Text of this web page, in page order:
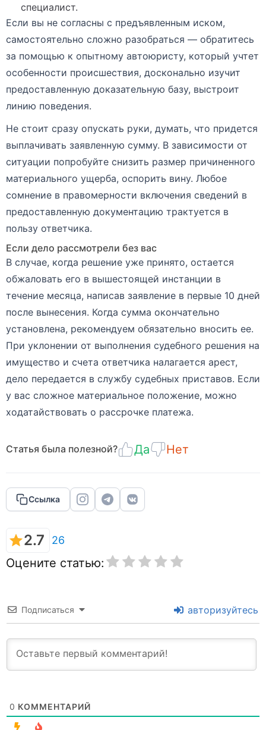
специалист.
Если вы не согласны с предъявленным иском,
самостоятельно сложно разобраться — обратитесь
за помощью к опытному автоюристу, который учтет
особенности происшествия, досконально изучит
предоставленную доказательную базу, выстроит
линию поведения.
Не стоит сразу опускать руки, думать, что придется
выплачивать заявленную сумму. В зависимости от
ситуации попробуйте снизить размер причиненного
материального ущерба, оспорить вину. Любое
сомнение в правомерности включения сведений в
предоставленную документацию трактуется в
пользу ответчика.
Если дело рассмотрели без вас
В случае, когда решение уже принято, остается
обжаловать его в вышестоящей инстанции в
течение месяца, написав заявление в первые 10 дней
после вынесения. Когда сумма окончательно
установлена, рекомендуем обязательно вносить ее.
При уклонении от выполнения судебного решения на
имущество и счета ответчика налагается арест,
дело передается в службу судебных приставов. Если
у вас сложное материальное положение, можно
ходатайствовать о рассрочке платежа.
Статья была полезной? Да Нет
Ссылка
2.7 26
Оцените статью:
Подписаться авторизуйтесь
0 КОММЕНТАРИЙ